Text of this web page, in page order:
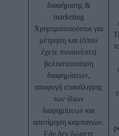
διαφήμισης &
marketing
Χρησιμοποιούνται για
μέτρηση και (όπου
έχετε συναινέσει)
βελτιστοποίηση
διαφημίσεων,
αποφυγή επανάληψης
των ίδιων
διαφημίσεων και
αποτίμηση καμπανιών.
Εάν δεν δώσετε